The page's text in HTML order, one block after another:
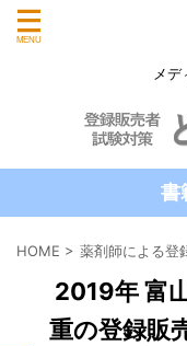
メ
書
HOME > 薬剤師による登
2019年 富
重の登録販